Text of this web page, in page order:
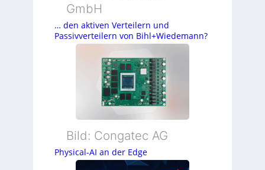
GmbH
… den aktiven Verteilern und
Passivverteilern von Bihl+Wiedemann?
Bild: Congatec AG
Physical-AI an der Edge